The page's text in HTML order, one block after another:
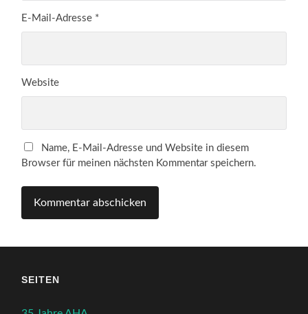
E-Mail-Adresse *
Website
Name, E-Mail-Adresse und Website in diesem
Browser für meinen nächsten Kommentar speichern.
SEITEN